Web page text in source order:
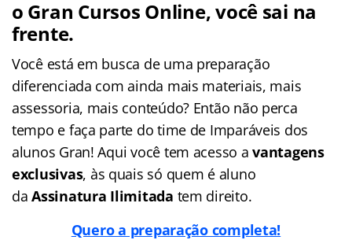
o Gran Cursos Online, você sai na
frente.
Você está em busca de uma preparação
diferenciada com ainda mais materiais, mais
assessoria, mais conteúdo? Então não perca
tempo e faça parte do time de Imparáveis dos
alunos Gran! Aqui você tem acesso avantagens
exclusivas, às quais só quem é aluno
daAssinatura Ilimitada tem direito.
Quero a preparação completa!